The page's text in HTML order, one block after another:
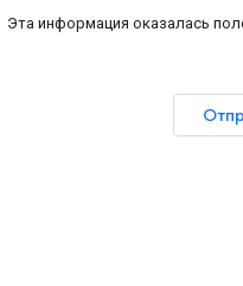
Эта информация оказалась